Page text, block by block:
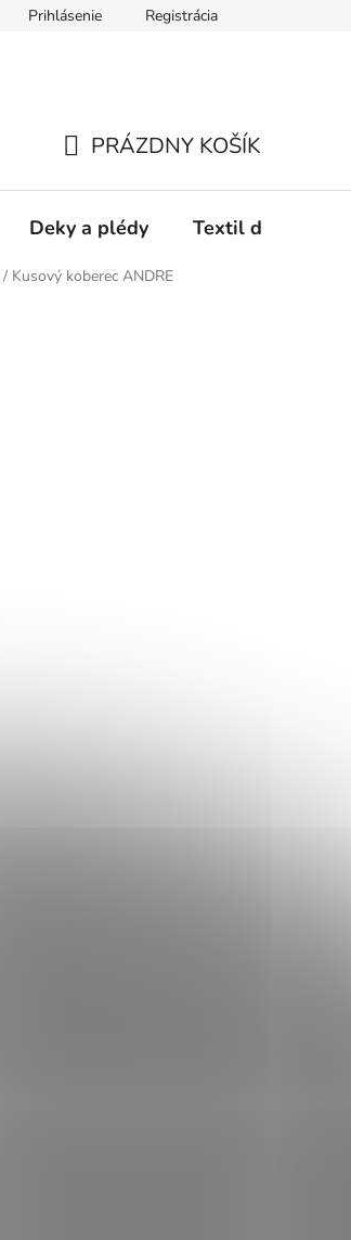
Prihlásenie Registrácia
KOŠÍK
PRÁZDNY KOŠÍK
Deky a plédy Textil do spálne
/ Kusový koberec ANDRE